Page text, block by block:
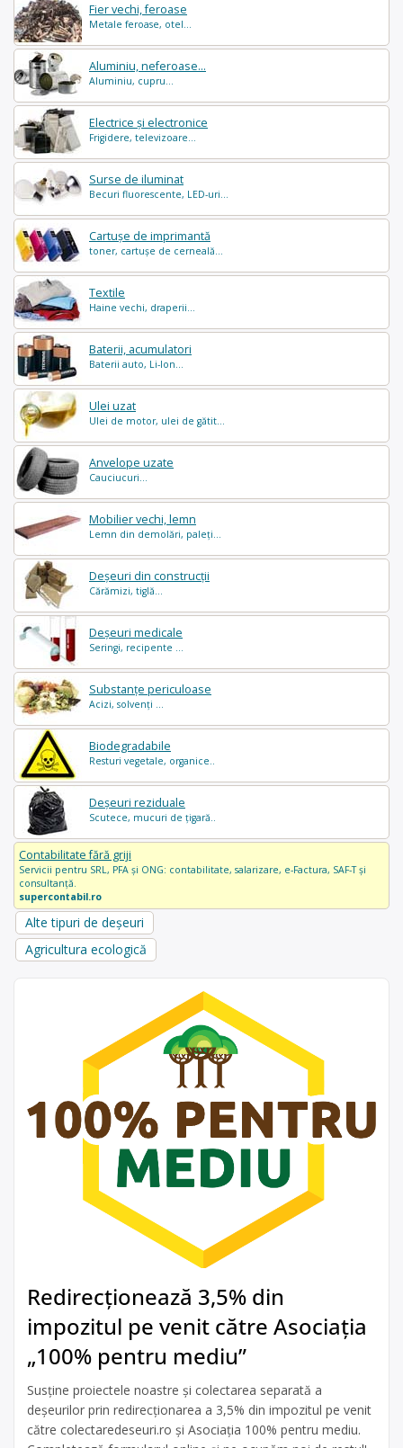
Fier vechi, feroase
Metale feroase, otel...
Aluminiu, neferoase...
Aluminiu, cupru...
Electrice și electronice
Frigidere, televizoare...
Surse de iluminat
Becuri fluorescente, LED-uri...
Cartușe de imprimantă
toner, cartușe de cerneală...
Textile
Haine vechi, draperii...
Baterii, acumulatori
Baterii auto, Li-Ion...
Ulei uzat
Ulei de motor, ulei de gătit...
Anvelope uzate
Cauciucuri...
Mobilier vechi, lemn
Lemn din demolări, paleți...
Deșeuri din construcții
Cărămizi, tiglă...
Deșeuri medicale
Seringi, recipente ...
Substanțe periculoase
Acizi, solvenți ...
Biodegradabile
Resturi vegetale, organice..
Deșeuri reziduale
Scutece, mucuri de țigară..
Contabilitate fără griji
Servicii pentru SRL, PFA și ONG: contabilitate, salarizare, e-Factura, SAF-T și
consultanță.
supercontabil.ro
Alte tipuri de deșeuri
Agricultura ecologică
Redirecționează 3,5% din
impozitul pe venit către Asociația
„100% pentru mediu”
Susține proiectele noastre și colectarea separată a
deșeurilor prin redirecționarea a 3,5% din impozitul pe venit
către colectaredeseuri.ro și Asociația 100% pentru mediu.